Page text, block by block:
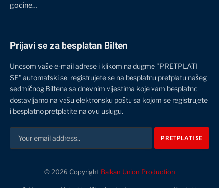
godine…
Prijavi se za besplatan Bilten
Unosom vaše e-mail adrese i klikom na dugme "PRETPLATI
SE" automatski se registrujete se na besplatnu pretplatu našeg
sedmičnog Biltena sa dnevnim vijestima koje vam besplatno
dostavljamo na vašu elektronsku poštu sa kojom se registrujete
i besplatno pretplatite na ovu uslugu.
© 2026 Copyright Balkan Union Production